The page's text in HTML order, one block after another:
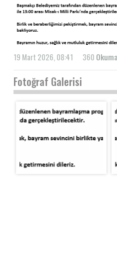
19 Mart 2026, 08:41 360 Okuma
Fotoğraf Galerisi